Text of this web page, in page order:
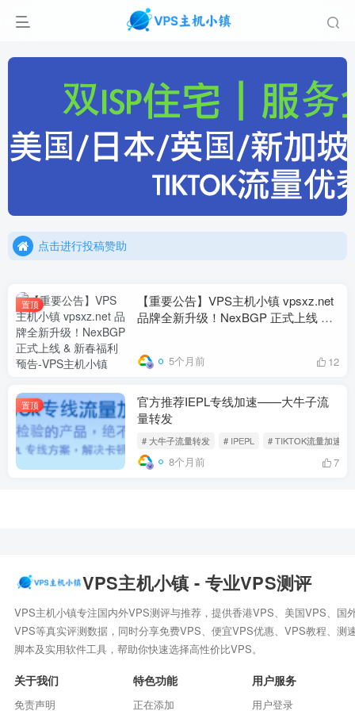
点击加入官方TG频道/聊天群
点击进行投稿赞助
置顶
【重要公告】VPS主机小镇 vpsxz.net
品牌全新升级！NexBGP 正式上线 &
5个月前 12
置顶
官方推荐IEPL专线加速——大牛子流
量转发
# 大牛子流量转发 # IPEPL # TIKTOK流量加速
8个月前 7
VPS主机小镇 - 专业VPS测评
VPS主机小镇专注国内外VPS测评与推荐，提供香港VPS、美国VPS、国
VPS等真实评测数据，同时分享免费VPS、便宜VPS优惠、VPS教程、测
脚本及实用软件工具，帮助你快速选择高性价比VPS。
关于我们
免责声明
特色功能
正在添加
用户服务
用户登录